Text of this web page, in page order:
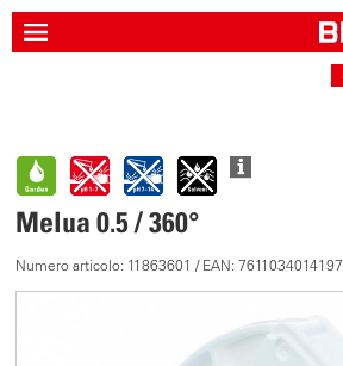
Melua 0.5 / 360°
Numero articolo: 11863601 / EAN: 7611034014197